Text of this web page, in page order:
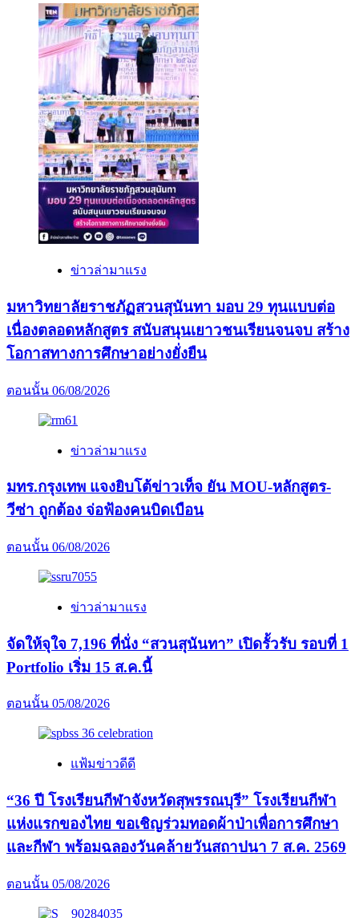
ประสบการณ์
มหัศจรรย์
กับ
English
Summer
Camp
ณ
โรงเรียน
นานาชาติ
St.
Stephen’s
เขา
ใหญ่
ข่าวล่ามาแรง
มหาวิทยาลัยราชภัฏสวนสุนันทา มอบ 29 ทุนแบบต่อ
เนื่องตลอดหลักสูตร สนับสนุนเยาวชนเรียนจนจบ สร้าง
โอกาสทางการศึกษาอย่างยั่งยืน
ตอนนั้น 06/08/2026
ข่าวล่ามาแรง
มทร.กรุงเทพ แจงยิบโต้ข่าวเท็จ ยัน MOU-หลักสูตร-
วีซ่า ถูกต้อง จ่อฟ้องคนบิดเบือน
ตอนนั้น 06/08/2026
ข่าวล่ามาแรง
จัดให้จุใจ 7,196 ที่นั่ง “สวนสุนันทา” เปิดรั้วรับ รอบที่ 1
Portfolio เริ่ม 15 ส.ค.นี้
ตอนนั้น 05/08/2026
แฟ้มข่าวดีดี
“36 ปี โรงเรียนกีฬาจังหวัดสุพรรณบุรี” โรงเรียนกีฬา
แห่งแรกของไทย ขอเชิญร่วมทอดผ้าป่าเพื่อการศึกษา
และกีฬา พร้อมฉลองวันคล้ายวันสถาปนา 7 ส.ค. 2569
ตอนนั้น 05/08/2026